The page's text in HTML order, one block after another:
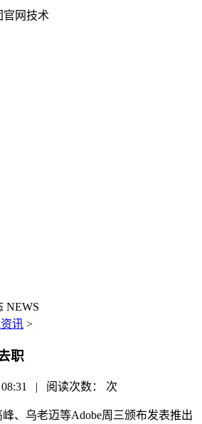
官网技术
NEWS
讯 >
职
08:31 | 阅读次数： 次
乌老迈等Adobe周三颁布发表推出